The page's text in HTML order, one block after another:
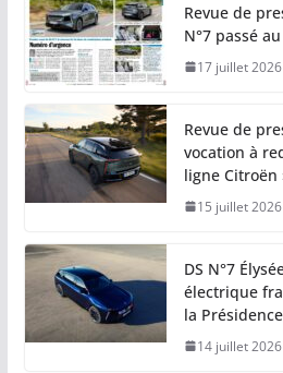
Revue de
N°7 passé
17 juillet 2026
Revue de
vocation à
ligne Citroën
15 juillet 2026
DS N°7
électrique
la
14 juillet 2026